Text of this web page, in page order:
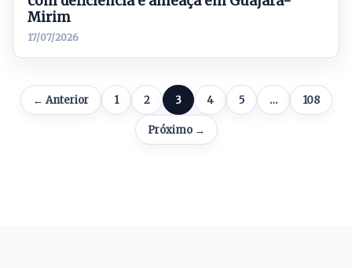
Mirim
17/07/2026
← Anterior 1 2 3 4 5 … 108
Próximo →